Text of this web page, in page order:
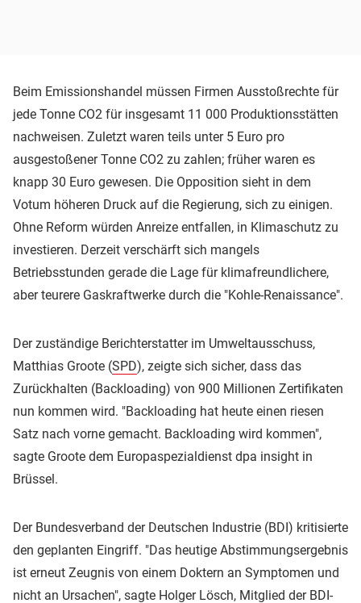
Beim Emissionshandel müssen Firmen Ausstoßrechte für
jede Tonne CO2 für insgesamt 11 000 Produktionsstätten
nachweisen. Zuletzt waren teils unter 5 Euro pro
ausgestoßener Tonne CO2 zu zahlen; früher waren es
knapp 30 Euro gewesen. Die Opposition sieht in dem
Votum höheren Druck auf die Regierung, sich zu einigen.
Ohne Reform würden Anreize entfallen, in Klimaschutz zu
investieren. Derzeit verschärft sich mangels
Betriebsstunden gerade die Lage für klimafreundlichere,
aber teurere Gaskraftwerke durch die "Kohle-Renaissance".
Der zuständige Berichterstatter im Umweltausschuss,
Matthias Groote (SPD), zeigte sich sicher, dass das
Zurückhalten (Backloading) von 900 Millionen Zertifikaten
nun kommen wird. "Backloading hat heute einen riesen
Satz nach vorne gemacht. Backloading wird kommen",
sagte Groote dem Europaspezialdienst dpa insight in
Brüssel.
Der Bundesverband der Deutschen Industrie (BDI) kritisierte
den geplanten Eingriff. "Das heutige Abstimmungsergebnis
ist erneut Zeugnis von einem Doktern an Symptomen und
nicht an Ursachen", sagte Holger Lösch, Mitglied der BDI-